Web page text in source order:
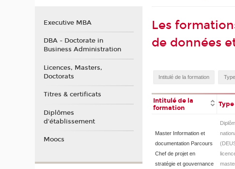
Les
de données
Intitulé de la
formation
Type
Master Information et
documentation Parcours
Chef de projet en
stratégie et gouvernance
Executive MBA
DBA - Doctorate in
Business Administration
Licences, Masters,
Doctorats
Titres & certificats
Diplômes
d'établissement
Moocs